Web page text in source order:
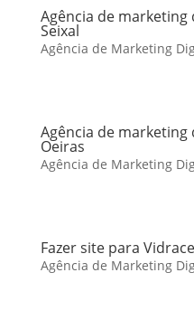
Agência de
Seixal
Agência de Marketing
Agência de
Oeiras
Agência de Marketing
Fazer site para
Agência de Marketing